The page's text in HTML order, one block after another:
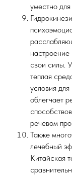
уместно
настроение
свои силы.
теплая
условия
облегчает
речевом
Также
лечебный
Китайская